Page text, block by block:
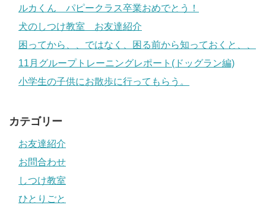
ルカくん パピークラス卒業おめでとう！
犬のしつけ教室 お友達紹介
困ってから、、ではなく、困る前から知っておくと、、
11月グループトレーニングレポート(ドッグラン編)
小学生の子供にお散歩に行ってもらう。
カテゴリー
お友達紹介
お問合わせ
しつけ教室
ひとりごと